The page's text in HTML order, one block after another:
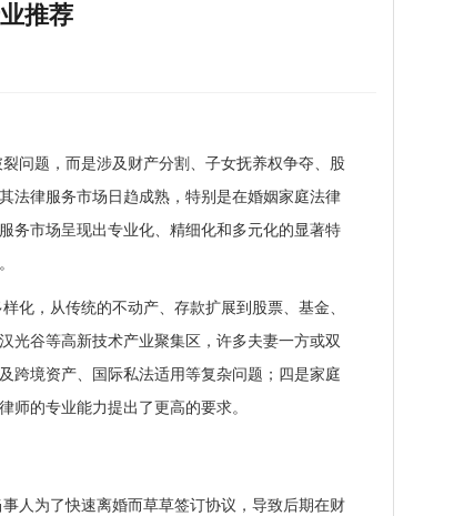
推荐
问题，而是涉及财产分割、子女抚养权争夺、股
法律服务市场日趋成熟，特别是在婚姻家庭法律
务市场呈现出专业化、精细化和多元化的显著特
化，从传统的不动产、存款扩展到股票、基金、
光谷等高新技术产业聚集区，许多夫妻一方或双
跨境资产、国际私法适用等复杂问题；四是家庭
师的专业能力提出了更高的要求。
人为了快速离婚而草草签订协议，导致后期在财